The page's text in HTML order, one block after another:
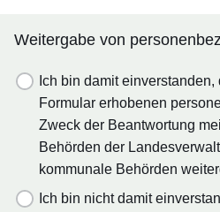
Weitergabe von
Ich bin damit
Formular erhobenen
Zweck der Beantwortung
Behörden der
kommunale Behörden
Ich bin nicht damit